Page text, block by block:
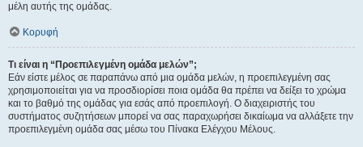
μέλη αυτής της ομάδας.
Κορυφή
Τι είναι η “Προεπιλεγμένη ομάδα μελών”;
Εάν είστε μέλος σε παραπάνω από μια ομάδα μελών, η προεπιλεγμένη σας
χρησιμοποιείται για να προσδιορίσει ποια ομάδα θα πρέπει να δείξει το χρώμα
και το βαθμό της ομάδας για εσάς από προεπιλογή. Ο διαχειριστής του
συστήματος συζητήσεων μπορεί να σας παραχωρήσει δικαίωμα να αλλάξετε την
προεπιλεγμένη ομάδα σας μέσω του Πίνακα Ελέγχου Μέλους.